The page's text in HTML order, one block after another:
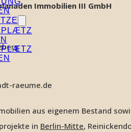
Immobilien III GmbH
raeume.de
aus eigenem Bestand
in Berlin-Mitte,